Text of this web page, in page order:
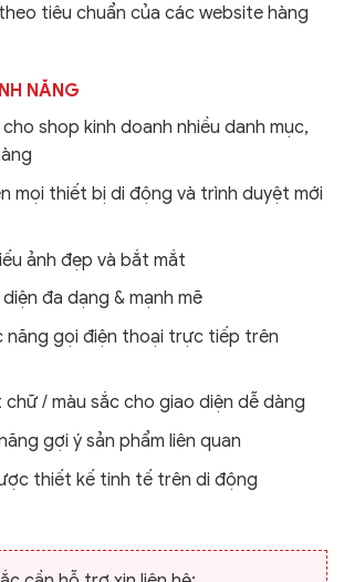
tiêu chuẩn của các website hàng
NĂNG
shop kinh doanh nhiều danh mục,
mọi thiết bị di động và trình duyệt mới
ảnh đẹp và bắt mắt
đa dạng & mạnh mẽ
năng gọi điện thoại trực tiếp trên
/ màu sắc cho giao diện dễ dàng
gợi ý sản phẩm liên quan
thiết kế tinh tế trên di động